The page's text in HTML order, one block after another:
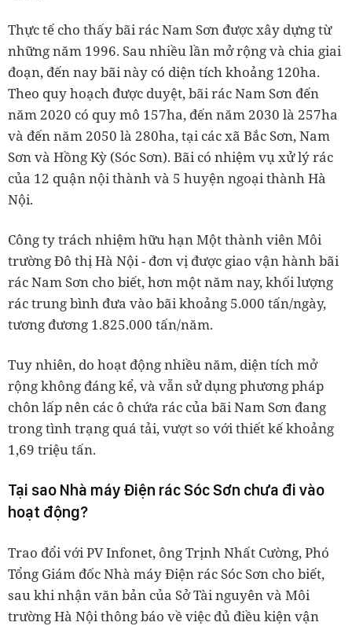
Thực tế cho thấy bãi rác Nam Sơn được xây dựng từ
những năm 1996. Sau nhiều lần mở rộng và chia giai
đoạn, đến nay bãi này có diện tích khoảng 120ha.
Theo quy hoạch được duyệt, bãi rác Nam Sơn đến
năm 2020 có quy mô 157ha, đến năm 2030 là 257ha
và đến năm 2050 là 280ha, tại các xã Bắc Sơn, Nam
Sơn và Hồng Kỳ (Sóc Sơn). Bãi có nhiệm vụ xử lý rác
của 12 quận nội thành và 5 huyện ngoại thành Hà
Nội.
Công ty trách nhiệm hữu hạn Một thành viên Môi
trường Đô thị Hà Nội - đơn vị được giao vận hành bãi
rác Nam Sơn cho biết, hơn một năm nay, khối lượng
rác trung bình đưa vào bãi khoảng 5.000 tấn/ngày,
tương đương 1.825.000 tấn/năm.
Tuy nhiên, do hoạt động nhiều năm, diện tích mở
rộng không đáng kể, và vẫn sử dụng phương pháp
chôn lấp nên các ô chứa rác của bãi Nam Sơn đang
trong tình trạng quá tải, vượt so với thiết kế khoảng
1,69 triệu tấn.
Tại sao Nhà máy Điện rác Sóc Sơn chưa đi vào
hoạt động?
Trao đổi với PV Infonet, ông Trịnh Nhất Cường, Phó
Tổng Giám đốc Nhà máy Điện rác Sóc Sơn cho biết,
sau khi nhận văn bản của Sở Tài nguyên và Môi
trường Hà Nội thông báo về việc đủ điều kiện vận